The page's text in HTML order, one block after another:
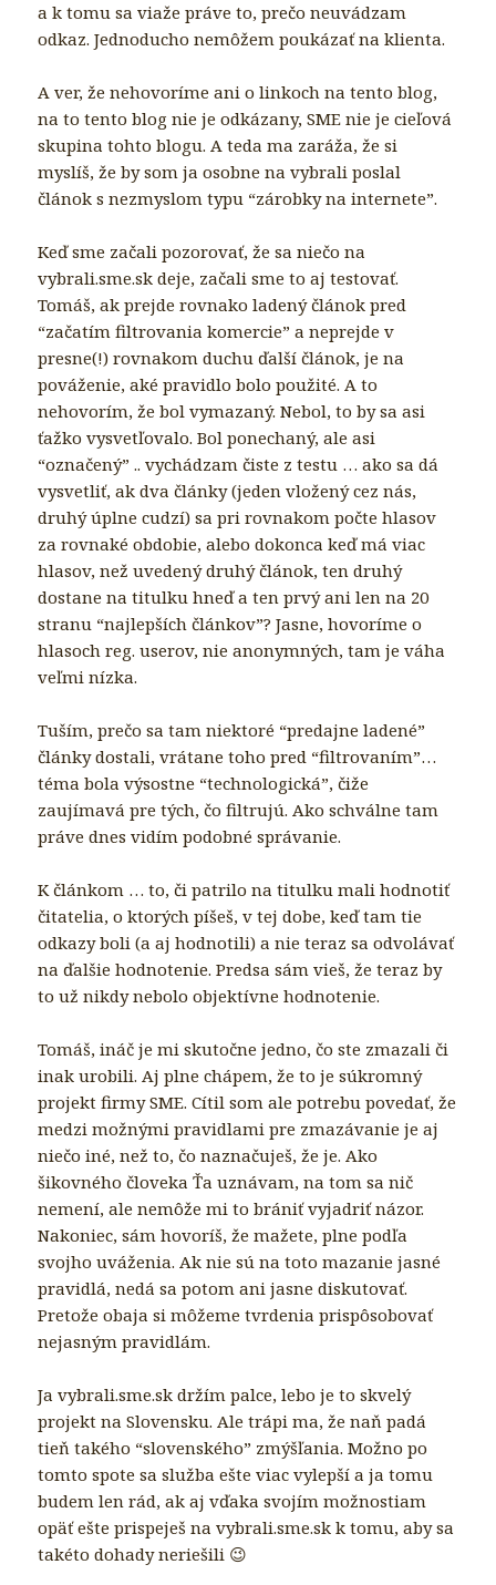
a k tomu sa viaže práve to, prečo neuvádzam
odkaz. Jednoducho nemôžem poukázať na klienta.
A ver, že nehovoríme ani o linkoch na tento blog,
na to tento blog nie je odkázany, SME nie je cieľová
skupina tohto blogu. A teda ma zaráža, že si
myslíš, že by som ja osobne na vybrali poslal
článok s nezmyslom typu “zárobky na internete”.
Keď sme začali pozorovať, že sa niečo na
vybrali.sme.sk deje, začali sme to aj testovať.
Tomáš, ak prejde rovnako ladený článok pred
“začatím filtrovania komercie” a neprejde v
presne(!) rovnakom duchu ďalší článok, je na
pováženie, aké pravidlo bolo použité. A to
nehovorím, že bol vymazaný. Nebol, to by sa asi
ťažko vysvetľovalo. Bol ponechaný, ale asi
“označený” .. vychádzam čiste z testu … ako sa dá
vysvetliť, ak dva články (jeden vložený cez nás,
druhý úplne cudzí) sa pri rovnakom počte hlasov
za rovnaké obdobie, alebo dokonca keď má viac
hlasov, než uvedený druhý článok, ten druhý
dostane na titulku hneď a ten prvý ani len na 20
stranu “najlepších článkov”? Jasne, hovoríme o
hlasoch reg. userov, nie anonymných, tam je váha
veľmi nízka.
Tuším, prečo sa tam niektoré “predajne ladené”
články dostali, vrátane toho pred “filtrovaním”…
téma bola výsostne “technologická”, čiže
zaujímavá pre tých, čo filtrujú. Ako schválne tam
práve dnes vidím podobné správanie.
K článkom … to, či patrilo na titulku mali hodnotiť
čitatelia, o ktorých píšeš, v tej dobe, keď tam tie
odkazy boli (a aj hodnotili) a nie teraz sa odvolávať
na ďalšie hodnotenie. Predsa sám vieš, že teraz by
to už nikdy nebolo objektívne hodnotenie.
Tomáš, ináč je mi skutočne jedno, čo ste zmazali či
inak urobili. Aj plne chápem, že to je súkromný
projekt firmy SME. Cítil som ale potrebu povedať, že
medzi možnými pravidlami pre zmazávanie je aj
niečo iné, než to, čo naznačuješ, že je. Ako
šikovného človeka Ťa uznávam, na tom sa nič
nemení, ale nemôže mi to brániť vyjadriť názor.
Nakoniec, sám hovoríš, že mažete, plne podľa
svojho uváženia. Ak nie sú na toto mazanie jasné
pravidlá, nedá sa potom ani jasne diskutovať.
Pretože obaja si môžeme tvrdenia prispôsobovať
nejasným pravidlám.
Ja vybrali.sme.sk držím palce, lebo je to skvelý
projekt na Slovensku. Ale trápi ma, že naň padá
tieň takého “slovenského” zmýšľania. Možno po
tomto spote sa služba ešte viac vylepší a ja tomu
budem len rád, ak aj vďaka svojím možnostiam
opäť ešte prispeješ na vybrali.sme.sk k tomu, aby sa
takéto dohady neriešili 😉